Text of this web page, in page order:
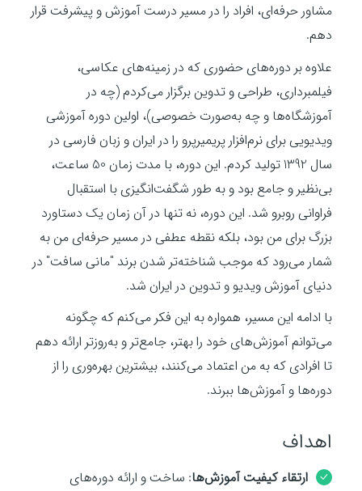
مشاور حرفه‌ای، افراد را در مسیر درست آموزش و پیشرفت قرار
دهم.
علاوه بر دوره‌های حضوری که در زمینه‌های عکاسی،
فیلمبرداری، طراحی و تدوین برگزار می‌کردم (چه در
آموزشگاه‌ها و چه به‌صورت خصوصی)، اولین دوره آموزشی
ویدیویی برای نرم‌افزار پریمیرپرو را در ایران و زبان فارسی در
سال 1392 تولید کردم. این دوره، با مدت زمان 50 ساعت،
بی‌نظیر و جامع بود و به طور شگفت‌انگیزی با استقبال
فراوانی روبرو شد. این دوره، نه تنها در آن زمان یک دستاورد
بزرگ برای من بود، بلکه نقطه عطفی در مسیر حرفه‌ای من به
شمار می‌رود که موجب شناخته‌تر شدن برند "مانی سافت" در
دنیای آموزش ویدیو و تدوین در ایران شد.
با ادامه این مسیر، همواره به این فکر می‌کنم که چگونه
می‌توانم آموزش‌های خود را بهتر، جامع‌تر و به‌روزتر ارائه دهم
تا افرادی که به من اعتماد می‌کنند، بیشترین بهره‌وری را از
دوره‌ها و آموزش‌ها ببرند.
اهداف
ارتقاء کیفیت آموزش‌ها: ساخت و ارائه دوره‌های